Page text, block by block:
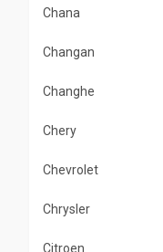
Chana
Changan
Changhe
Chery
Chevrolet
Chrysler
Citroen